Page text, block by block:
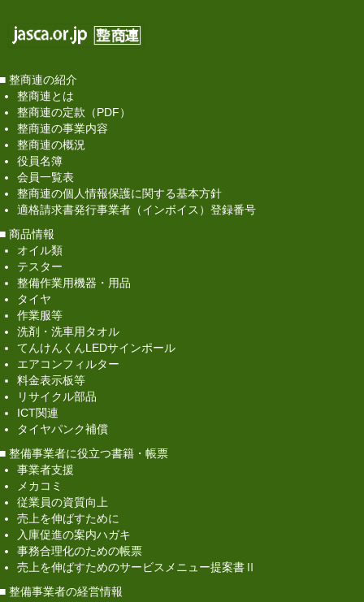
整備事業者の
経営実態
経営改善自己診断チェック
セットアップ登録店申込受付
代車レンタカーシステム
近代化資金
近代化資金について
制度の実施期間
融資の流れ
本制度による融資内容
共済・クレジット
「てんけん安心見舞金」制度
特定退職金共済
中央会バリュー倶楽部
（株）日本トリム社製「電解水素水整水器」
自動車整備事業
成功事例
■ 整商連の紹介
整商連とは
整商連の定款（PDF）
整商連の事業内容
整商連の概況
役員名簿
会員一覧表
整商連の個人情報保護に関する基本方針
適格請求書発行事業者（インボイス）登録番号
■ 商品情報
オイル類
テスター
整備作業用機器・用品
タイヤ
作業服等
洗剤・洗車用タオル
てんけんくんLEDサインポール
エアコンフィルター
料金表示板等
リサイクル部品
ICT関連
タイヤパンク補償
■ 整備事業者に役立つ書籍・帳票
事業者支援
メカコミ
従業員の資質向上
売上を伸ばすために
入庫促進の案内ハガキ
事務合理化のための帳票
売上を伸ばすためのサービスメニュー提案書Ⅱ
■ 整備事業者の経営情報